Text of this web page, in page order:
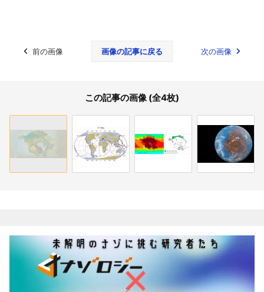
前の画像 画像の記事に戻る 次の画像
この記事の画像 (全4枚)